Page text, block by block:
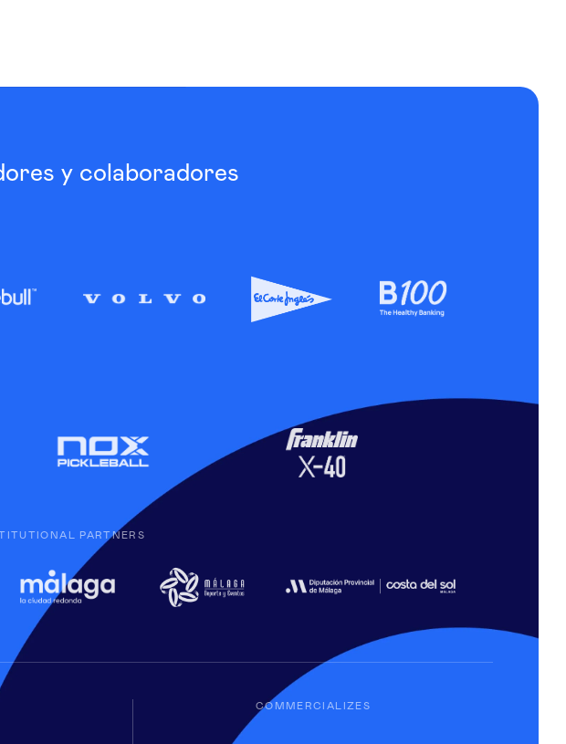
y colaboradores
PARTNERS
COMMERCIALIZES